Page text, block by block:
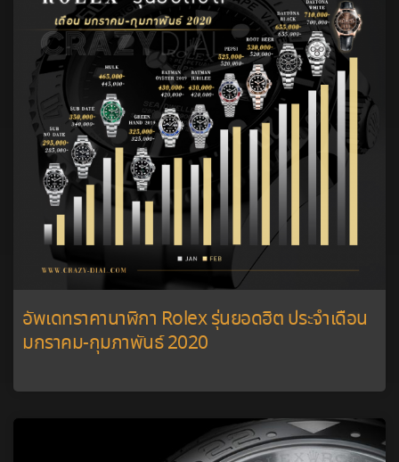
อัพเดทราคานาฬิกา Rolex รุ่นยอดฮิต ประจำเดือน
มกราคม-กุมภาพันธ์ 2020